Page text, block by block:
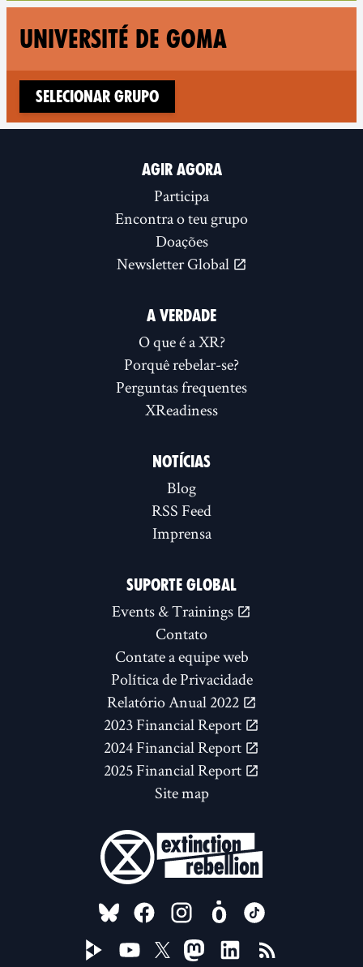
UNIVERSITÉ DE GOMA
Selecionar Grupo
AGIR AGORA
Participa
Encontra o teu grupo
Doações
Newsletter Global
A VERDADE
O que é a XR?
Porquê rebelar-se?
Perguntas frequentes
XReadiness
NOTÍCIAS
Blog
RSS Feed
Imprensa
SUPORTE GLOBAL
Events & Trainings
Contato
Contate a equipe web
Política de Privacidade
Relatório Anual 2022
2023 Financial Report
2024 Financial Report
2025 Financial Report
Site map
FOLLOW US ON